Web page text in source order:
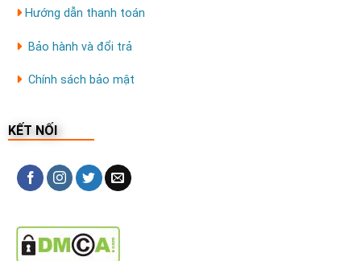
Hướng dẫn thanh toán
Bảo hành và đổi trả
Chính sách bảo mật
KẾT NỐI